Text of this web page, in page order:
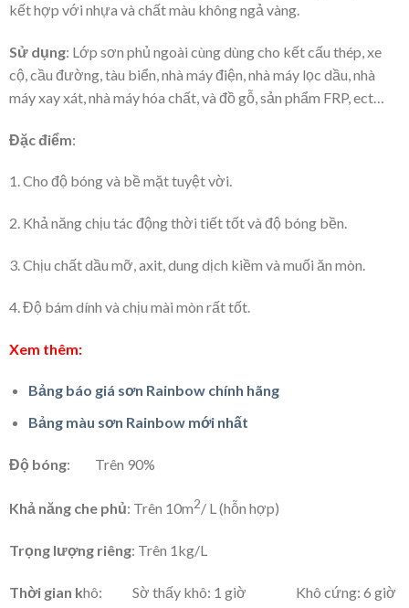
kết hợp với nhựa và chất màu không ngả vàng.
Sử dụng: Lớp sơn phủ ngoài cùng dùng cho kết cấu thép, xe
cộ, cầu đường, tàu biển, nhà máy điện, nhà máy lọc dầu, nhà
máy xay xát, nhà máy hóa chất, và đồ gỗ, sản phẩm FRP, ect…
Đặc điểm:
1. Cho độ bóng và bề mặt tuyệt vời.
2. Khả năng chịu tác động thời tiết tốt và độ bóng bền.
3. Chịu chất dầu mỡ, axit, dung dịch kiềm và muối ăn mòn.
4. Độ bám dính và chịu mài mòn rất tốt.
Xem thêm:
Bảng báo giá sơn Rainbow chính hãng
Bảng màu sơn Rainbow mới nhất
Độ bóng: Trên 90%
Khả năng che phủ: Trên 10m2/ L (hỗn hợp)
Trọng lượng riêng: Trên 1kg/L
Thời gian khô: Sờ thấy khô: 1 giờ Khô cứng: 6 giờ